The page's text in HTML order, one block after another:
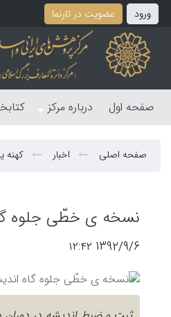
ورود عضویت در تارنما
صفحه اول درباره مرکز
صفحه اصلی اخبار کهنه
نسخه ی خطّی جلوه
1392/9/6 ۱۲:۴۲